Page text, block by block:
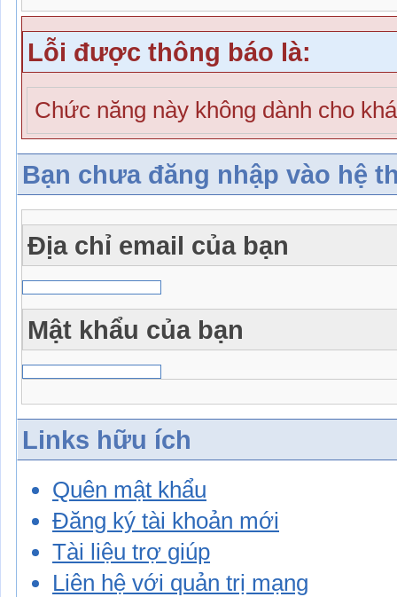
Lỗi được thông báo là:
Chức năng này không dành cho
Bạn chưa đăng nhập vào hệ
Địa chỉ email của bạn
Mật khẩu của bạn
Links hữu ích
Quên mật khẩu
Đăng ký tài khoản mới
Tài liệu trợ giúp
Liên hệ với quản trị mạng